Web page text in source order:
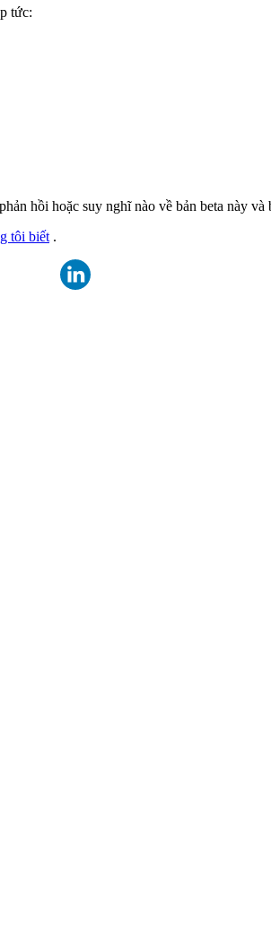
tức:
hồi hoặc suy nghĩ nào về bản beta này
tôi biết .